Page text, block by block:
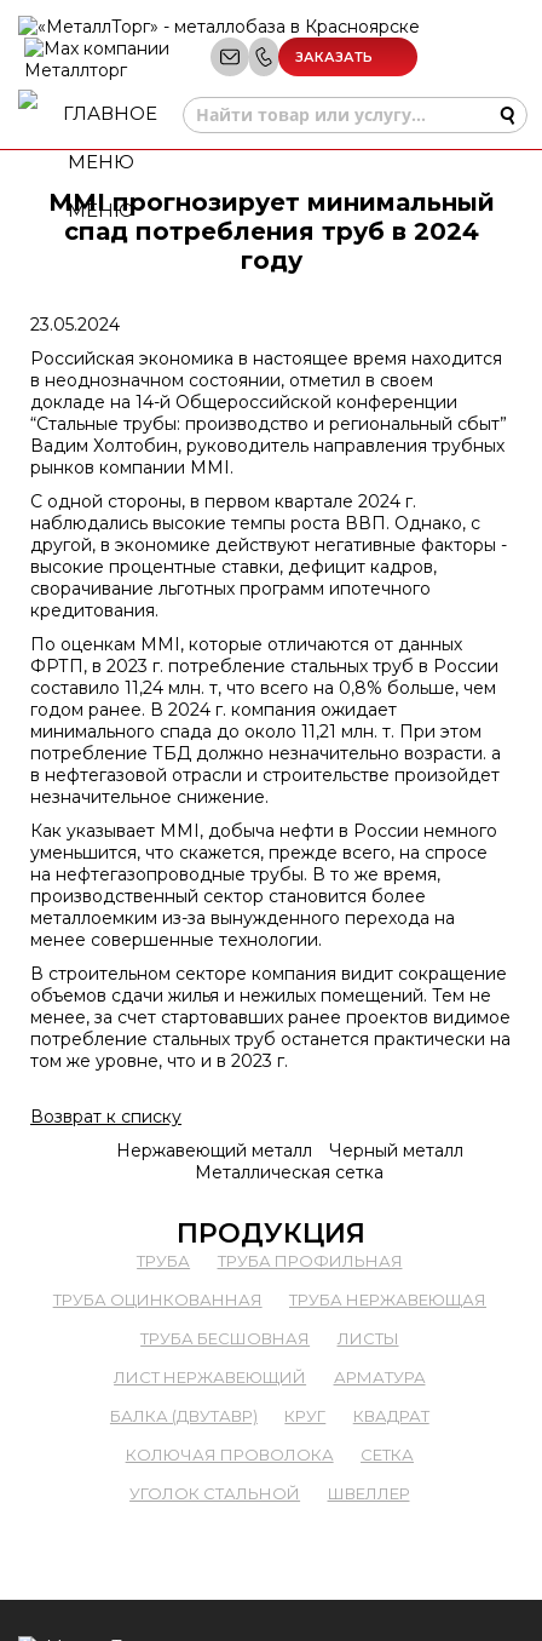
ЗАКАЗАТЬ
МЕНЮ
MMI прогнозирует минимальный
спад потребления труб в 2024
году
23.05.2024
Российская экономика в настоящее время находится
в неоднозначном состоянии, отметил в своем
докладе на 14-й Общероссийской конференции
“Стальные трубы: производство и региональный сбыт”
Вадим Холтобин, руководитель направления трубных
рынков компании MMI.
С одной стороны, в первом квартале 2024 г.
наблюдались высокие темпы роста ВВП. Однако, с
другой, в экономике действуют негативные факторы -
высокие процентные ставки, дефицит кадров,
сворачивание льготных программ ипотечного
кредитования.
По оценкам MMI, которые отличаются от данных
ФРТП, в 2023 г. потребление стальных труб в России
составило 11,24 млн. т, что всего на 0,8% больше, чем
годом ранее. В 2024 г. компания ожидает
минимального спада до около 11,21 млн. т. При этом
потребление ТБД должно незначительно возрасти. а
в нефтегазовой отрасли и строительстве произойдет
незначительное снижение.
Как указывает MMI, добыча нефти в России немного
уменьшится, что скажется, прежде всего, на спросе
на нефтегазопроводные трубы. В то же время,
производственный сектор становится более
металлоемким из-за вынужденного перехода на
менее совершенные технологии.
В строительном секторе компания видит сокращение
объемов сдачи жилья и нежилых помещений. Тем не
менее, за счет стартовавших ранее проектов видимое
потребление стальных труб останется практически на
том же уровне, что и в 2023 г.
Возврат к списку
Нержавеющий металл
Черный металл
Металлическая сетка
ПРОДУКЦИЯ
ТРУБА
ТРУБА ПРОФИЛЬНАЯ
ТРУБА ОЦИНКОВАННАЯ
ТРУБА НЕРЖАВЕЮЩАЯ
ТРУБА БЕСШОВНАЯ
ЛИСТЫ
ЛИСТ НЕРЖАВЕЮЩИЙ
АРМАТУРА
БАЛКА (ДВУТАВР)
КРУГ
КВАДРАТ
КОЛЮЧАЯ ПРОВОЛОКА
СЕТКА
УГОЛОК СТАЛЬНОЙ
ШВЕЛЛЕР